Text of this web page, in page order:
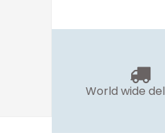
World wide